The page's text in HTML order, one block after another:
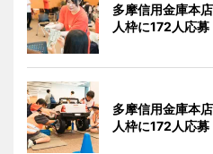
多摩信用金庫本
人枠に172人応募
多摩信用金庫本
人枠に172人応募